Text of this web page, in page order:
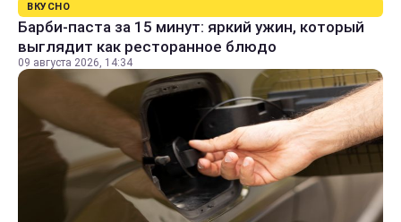
ВКУСНО
Барби-паста за 15 минут: яркий ужин, который
выглядит как ресторанное блюдо
09 августа 2026, 14:34